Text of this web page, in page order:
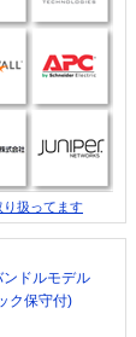
り扱ってます
ンドルモデル
ク保守付)